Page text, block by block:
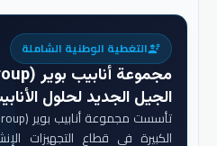
engineeringالتغطية الوطنية الشاملة
مجموعة أنابيب بوير (Bwer Pipes Group)
الجيل الجديد لحلول الأنابيب
الكبيرة في قطاع التجهيزات